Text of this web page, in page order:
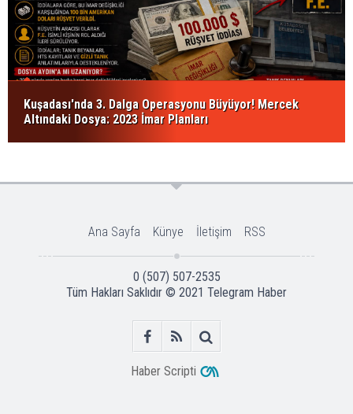
Kuşadası'nda 3. Dalga Operasyonu Büyüyor! Mercek
Altındaki Dosya: 2023 İmar Planları
Ana Sayfa Künye İletişim RSS
0 (507) 507-2535
Tüm Hakları Saklıdır © 2021 Telegram Haber
Haber Scripti